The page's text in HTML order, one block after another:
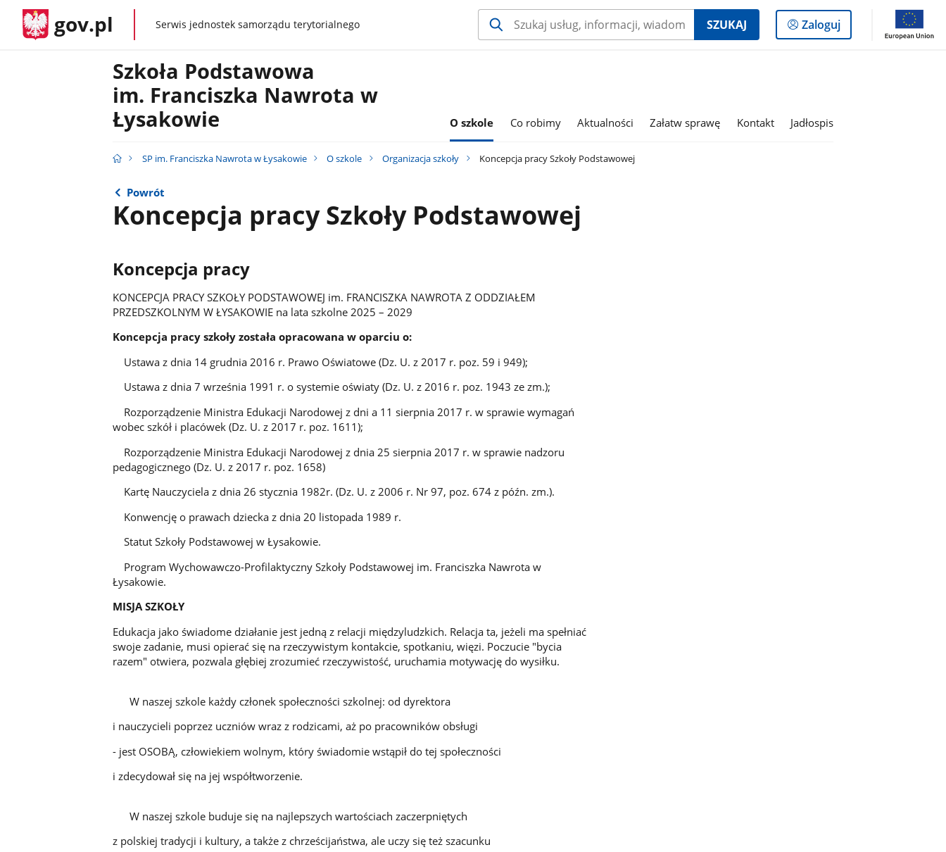
gov.pl gov.plSerwis jednostek samorządu terytorialnego SZUKAJ
Logowanie
do
Zaloguj
Szkoła Podstawowa
im. Franciszka Nawrota w
Łysakowie
O szkole Co robimy Aktualności Załatw sprawę Kontakt Jadłospis
SP im. Franciszka Nawrota w Łysakowie O szkole Organizacja szkoły Koncepcja pracy Szkoły Podstawowej
Powrót
Koncepcja pracy Szkoły Podstawowej
Koncepcja pracy
KONCEPCJA PRACY SZKOŁY PODSTAWOWEJ im. FRANCISZKA NAWROTA Z ODDZIAŁEM
PRZEDSZKOLNYM W ŁYSAKOWIE na lata szkolne 2025 – 2029
Koncepcja pracy szkoły została opracowana w oparciu o:
Ustawa z dnia 14 grudnia 2016 r. Prawo Oświatowe (Dz. U. z 2017 r. poz. 59 i 949);
Ustawa z dnia 7 września 1991 r. o systemie oświaty (Dz. U. z 2016 r. poz. 1943 ze zm.);
Rozporządzenie Ministra Edukacji Narodowej z dni a 11 sierpnia 2017 r. w sprawie wymagań
wobec szkół i placówek (Dz. U. z 2017 r. poz. 1611);
Rozporządzenie Ministra Edukacji Narodowej z dnia 25 sierpnia 2017 r. w sprawie nadzoru
pedagogicznego (Dz. U. z 2017 r. poz. 1658)
Kartę Nauczyciela z dnia 26 stycznia 1982r. (Dz. U. z 2006 r. Nr 97, poz. 674 z późn. zm.).
Konwencję o prawach dziecka z dnia 20 listopada 1989 r.
Statut Szkoły Podstawowej w Łysakowie.
Program Wychowawczo-Profilaktyczny Szkoły Podstawowej im. Franciszka Nawrota w
Łysakowie.
MISJA SZKOŁY
Edukacja jako świadome działanie jest jedną z relacji międzyludzkich. Relacja ta, jeżeli ma spełniać
swoje zadanie, musi opierać się na rzeczywistym kontakcie, spotkaniu, więzi. Poczucie "bycia
razem" otwiera, pozwala głębiej zrozumieć rzeczywistość, uruchamia motywację do wysiłku.
W naszej szkole każdy członek społeczności szkolnej: od dyrektora
i nauczycieli poprzez uczniów wraz z rodzicami, aż po pracowników obsługi
- jest OSOBĄ, człowiekiem wolnym, który świadomie wstąpił do tej społeczności
i zdecydował się na jej współtworzenie.
W naszej szkole buduje się na najlepszych wartościach zaczerpniętych
z polskiej tradycji i kultury, a także z chrześcijaństwa, ale uczy się też szacunku